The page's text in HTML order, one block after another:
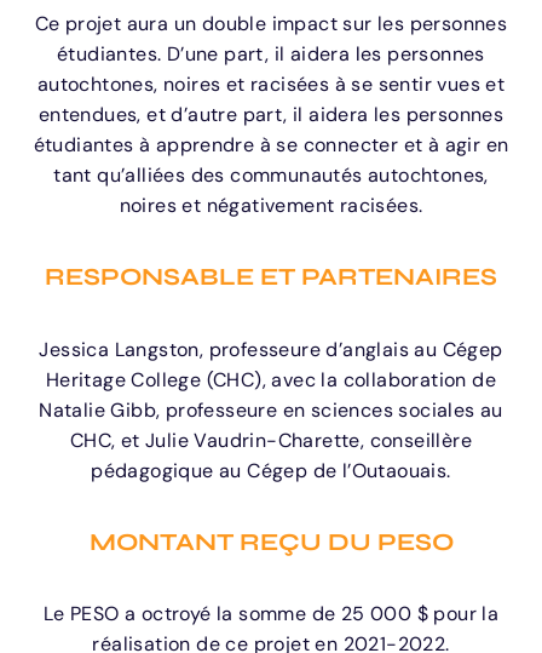
Ce projet aura un double impact sur les personnes
étudiantes. D’une part, il aidera les personnes
autochtones, noires et racisées à se sentir vues et
entendues, et d’autre part, il aidera les personnes
étudiantes à apprendre à se connecter et à agir en
tant qu’alliées des communautés autochtones,
noires et négativement racisées.
RESPONSABLE ET PARTENAIRES
Jessica Langston, professeure d’anglais au Cégep
Heritage College (CHC), avec la collaboration de
Natalie Gibb, professeure en sciences sociales au
CHC, et Julie Vaudrin-Charette, conseillère
pédagogique au Cégep de l’Outaouais.
MONTANT REÇU DU PESO
Le PESO a octroyé la somme de 25 000 $ pour la
réalisation de ce projet en 2021-2022.